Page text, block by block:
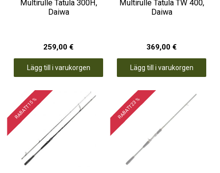
Multirulle Tatula 300H,
Daiwa
259,00 €
Lägg till i varukorgen
Multirulle Tatula TW 400,
Daiwa
369,00 €
Lägg till i varukorgen
RABATT 15 % RABATT 23 %